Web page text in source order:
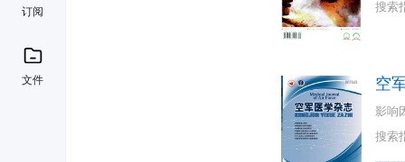
订阅
文件
搜索
空
影响
搜索